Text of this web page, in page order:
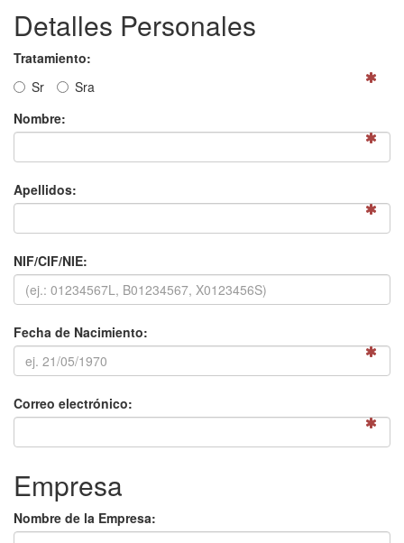
Detalles Personales
Tratamiento:
Sr Sra
Nombre:
Apellidos:
NIF/CIF/NIE:
Fecha de Nacimiento:
Correo electrónico:
Empresa
Nombre de la Empresa: